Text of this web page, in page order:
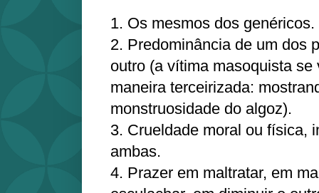
1. Os mesmos dos genéricos.
2. Predominância de um dos
outro (a vítima masoquista
maneira terceirizada:
monstruosidade do algoz).
3. Crueldade moral ou física,
ambas.
4. Prazer em maltratar, em